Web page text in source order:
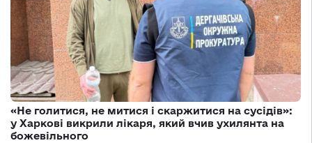
«Не голитися, не митися і скаржитися на сусідів»:
у Харкові викрили лікаря, який вчив ухилянта на
божевільного